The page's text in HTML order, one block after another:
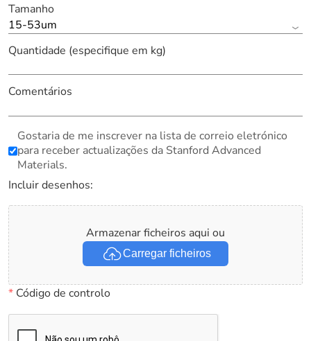
Tamanho
15-53um
Quantidade (especifique em kg)
Comentários
Gostaria de me inscrever na lista de correio eletrónico
para receber actualizações da Stanford Advanced
Materials.
Incluir desenhos:
Armazenar ficheiros aqui ou
Carregar ficheiros
*Código de controlo